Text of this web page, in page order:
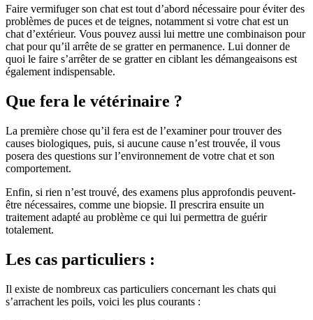
Faire vermifuger son chat est tout d’abord nécessaire pour éviter des
problèmes de puces et de teignes, notamment si votre chat est un
chat d’extérieur. Vous pouvez aussi lui mettre une combinaison pour
chat pour qu’il arrête de se gratter en permanence. Lui donner de
quoi le faire s’arrêter de se gratter en ciblant les démangeaisons est
également indispensable.
Que fera le vétérinaire ?
La première chose qu’il fera est de l’examiner pour trouver des
causes biologiques, puis, si aucune cause n’est trouvée, il vous
posera des questions sur l’environnement de votre chat et son
comportement.
Enfin, si rien n’est trouvé, des examens plus approfondis peuvent-
être nécessaires, comme une biopsie. Il prescrira ensuite un
traitement adapté au problème ce qui lui permettra de guérir
totalement.
Les cas particuliers :
Il existe de nombreux cas particuliers concernant les chats qui
s’arrachent les poils, voici les plus courants :